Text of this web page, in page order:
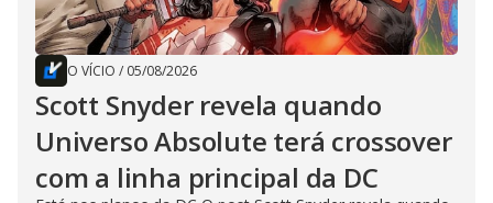
O VÍCIO / 05/08/2026
Scott Snyder revela quando
Universo Absolute terá crossover
com a linha principal da DC